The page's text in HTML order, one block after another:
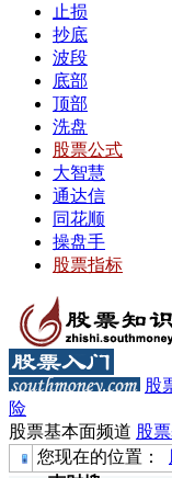
止损
抄底
波段
底部
顶部
洗盘
股票公式
大智慧
通达信
同花顺
操盘手
股票指标
股
险
股票基本面频道 股
您现在的位置：